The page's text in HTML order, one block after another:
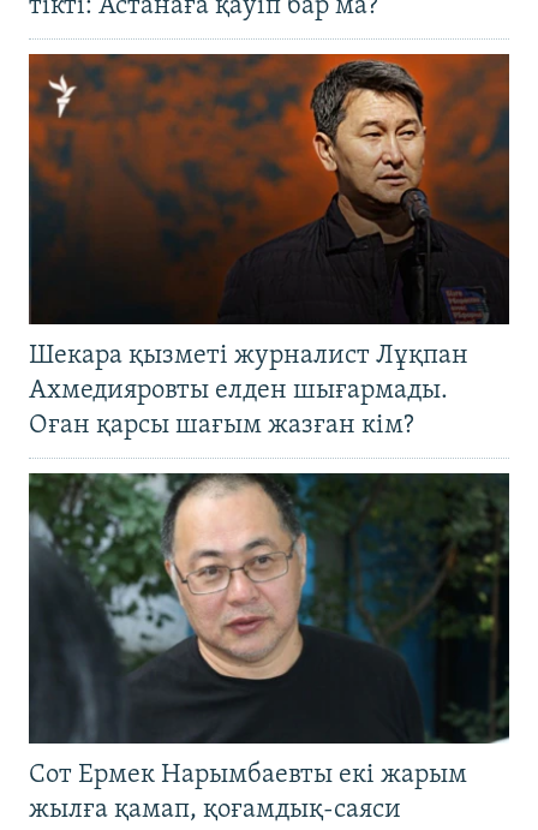
тікті: Астанаға қауіп бар ма?
Шекара қызметі журналист Лұқпан
Ахмедияровты елден шығармады.
Оған қарсы шағым жазған кім?
Сот Ермек Нарымбаевты екі жарым
жылға қамап, қоғамдық-саяси